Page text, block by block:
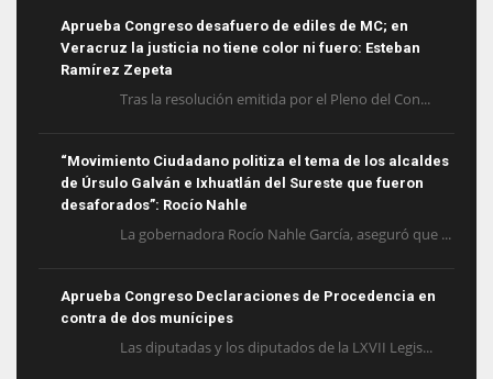
Aprueba Congreso desafuero de ediles de MC; en
Veracruz la justicia no tiene color ni fuero: Esteban
Ramírez Zepeta
Tras la resolución emitida por el Pleno del Con...
“Movimiento Ciudadano politiza el tema de los alcaldes
de Úrsulo Galván e Ixhuatlán del Sureste que fueron
desaforados”: Rocío Nahle
La gobernadora Rocío Nahle García, aseguró que ...
Aprueba Congreso Declaraciones de Procedencia en
contra de dos munícipes
Las diputadas y los diputados de la LXVII Legis...